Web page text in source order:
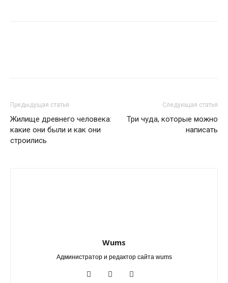
Предыдущая статья
Жилище древнего человека:
какие они были и как они
строились
Следующая статья
Три чуда, которые можно
написать
Wums
Администратор и редактор сайта wums